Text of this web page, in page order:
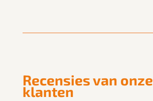
Recensies van onze
klanten